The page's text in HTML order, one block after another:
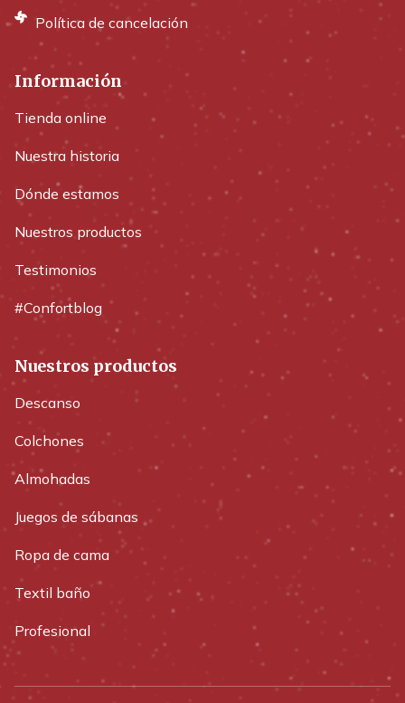
Política de cancelación
Información
Tienda online
Nuestra historia
Dónde estamos
Nuestros productos
Testimonios
#Confortblog
Nuestros productos
Descanso
Colchones
Almohadas
Juegos de sábanas
Ropa de cama
Textil baño
Profesional